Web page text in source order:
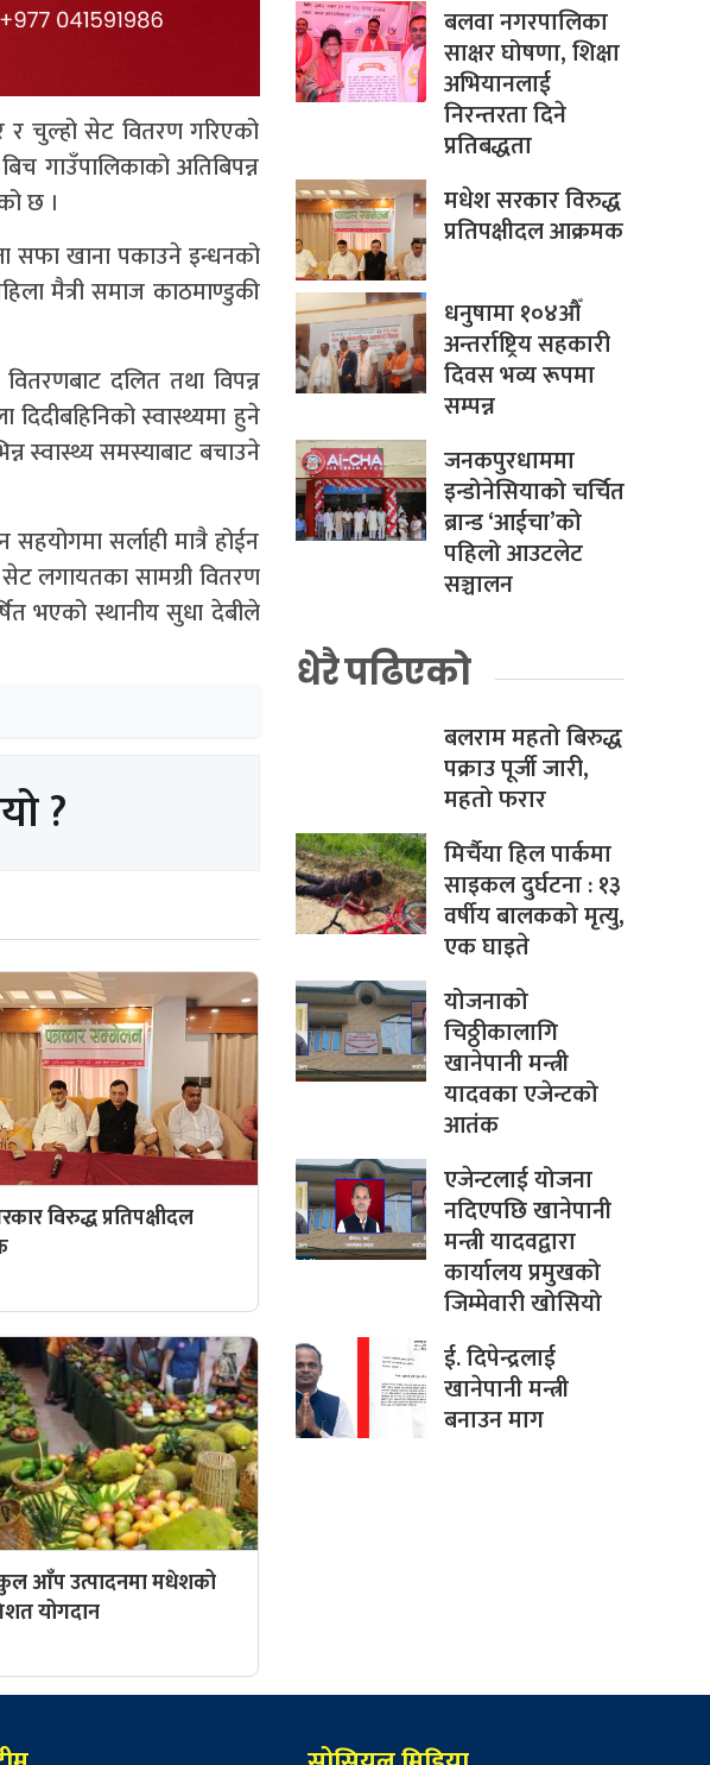
र चुल्हो सेट वितरण गरिएको
गाउँपालिकाको अतिबिपन्न
छ ।
सफा खाना पकाउने इन्धनको
मैत्री समाज काठमाण्डुकी
दलित तथा विपन्न
दिदीबहिनिको स्वास्थ्यमा हुने
स्वास्थ्य समस्याबाट बचाउने
सर्लाही मात्रै होईन
लगायतका सामग्री वितरण
भएको स्थानीय सुधा देबीले
?
विरुद्ध प्रतिपक्षीदल
आँप उत्पादनमा मधेशको
योगदान
बलवा नगरपालिका
साक्षर घोषणा, शिक्षा
अभियानलाई
निरन्तरता दिने
प्रतिबद्धता
मधेश सरकार विरुद्ध
प्रतिपक्षीदल आक्रमक
धनुषामा १०४औँ
अन्तर्राष्ट्रिय सहकारी
दिवस भव्य रूपमा
सम्पन्न
जनकपुरधाममा
इन्डोनेसियाको चर्चित
ब्रान्ड ‘आईचा’को
पहिलो आउटलेट
सञ्चालन
धेरै पढिएको
बलराम महतो बिरुद्ध
पक्राउ पूर्जी जारी,
महतो फरार
मिर्चैया हिल पार्कमा
साइकल दुर्घटना : १३
वर्षीय बालकको मृत्यु,
एक घाइते
योजनाको
चिठ्ठीकालागि
खानेपानी मन्त्री
यादवका एजेन्टको
आतंक
एजेन्टलाई योजना
नदिएपछि खानेपानी
मन्त्री यादवद्वारा
कार्यालय प्रमुखको
जिम्मेवारी खोसियो
ई. दिपेन्द्रलाई
खानेपानी मन्त्री
बनाउन माग